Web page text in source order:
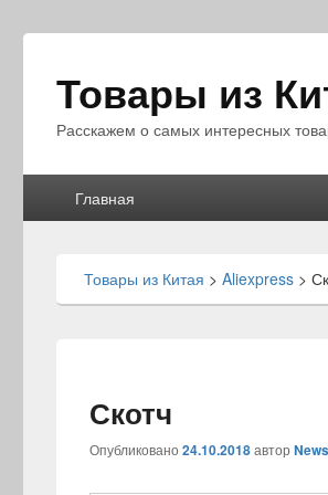
Товары из
Расскажем о самых интересных
Главная
Товары из Китая > Aliexpress >
Скотч
Опубликовано 24.10.2018автор